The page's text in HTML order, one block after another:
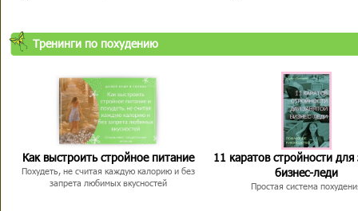
Тренинги по похудению
Как выстроить стройное питание
Похудеть, не считая каждую калорию и без
запрета любимых вкусностей
11 каратов стройности для
бизнес-леди
Простая система